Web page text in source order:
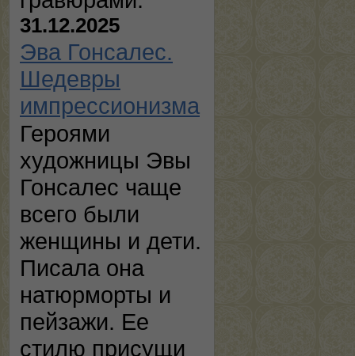
31.12.2025
Эва Гонсалес.
Шедевры
импрессионизма
Героями
художницы Эвы
Гонсалес чаще
всего были
женщины и дети.
Писала она
натюрморты и
пейзажи. Ее
стилю присущи